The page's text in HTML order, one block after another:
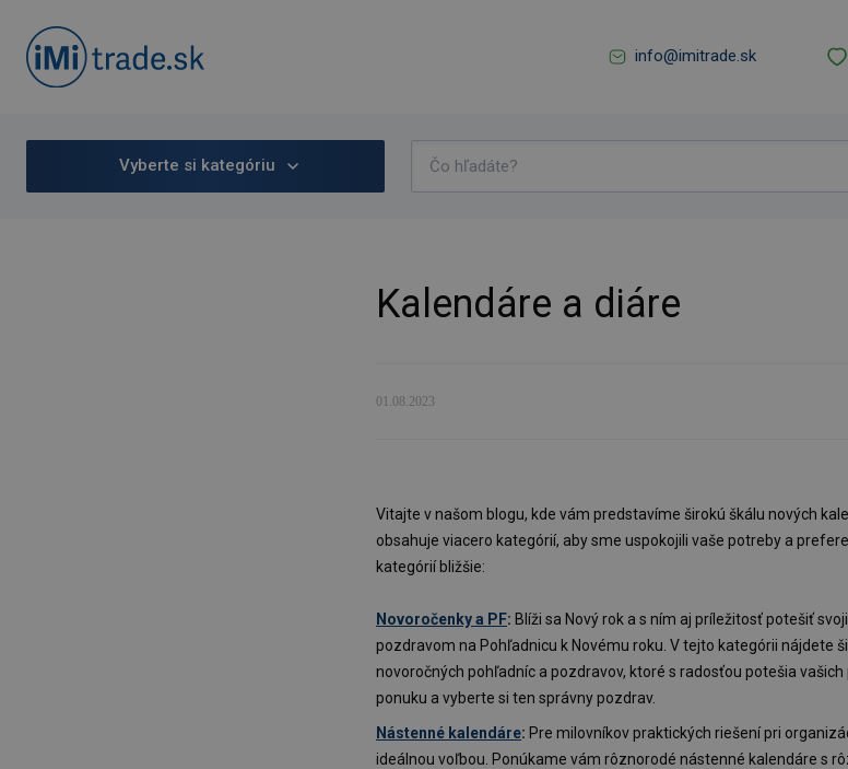
info@imitrade.sk
Vyberte si kategóriu
Kalendáre a diáre
01.08.2023
Vitajte v našom blogu, kde vám predstavíme širokú škálu nových
obsahuje viacero kategórií, aby sme uspokojili vaše potreby a
kategórií bližšie:
Novoročenky a PF: Blíži sa Nový rok a s ním aj príležitosť potešiť
pozdravom na Pohľadnicu k Novému roku. V tejto kategórii nájdete
novoročných pohľadníc a pozdravov, ktoré s radosťou potešia
ponuku a vyberte si ten správny pozdrav.
Nástenné kalendáre: Pre milovníkov praktických riešení pri
ideálnou voľbou. Ponúkame vám rôznorodé nástenné kalendáre s